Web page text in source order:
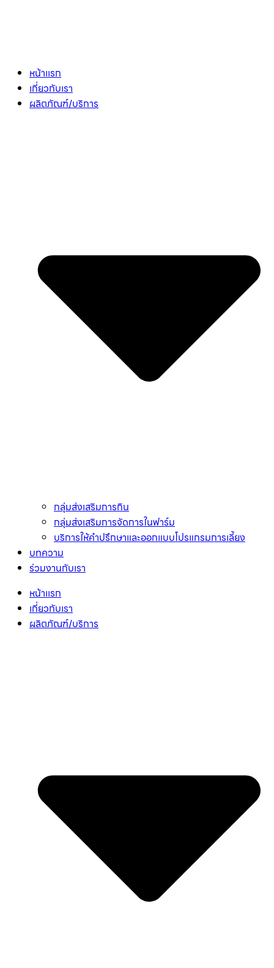
หน้าเเรก
เกี่ยวกับเรา
ผลิตภัณฑ์/บริการ
กลุ่มส่งเสริมการกิน
กลุ่มส่งเสริมการจัดการในฟาร์ม
บริการให้คำปรึกษาและออกแบบโปรแกรมการเลี้ยง
บทความ
ร่วมงานกับเรา
หน้าเเรก
เกี่ยวกับเรา
ผลิตภัณฑ์/บริการ